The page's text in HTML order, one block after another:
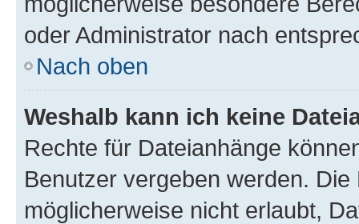
oder Administrator nach
Nach oben
Weshalb kann ich keine
Rechte für Dateianhänge
Benutzer vergeben werden.
möglicherweise nicht erlaubt,